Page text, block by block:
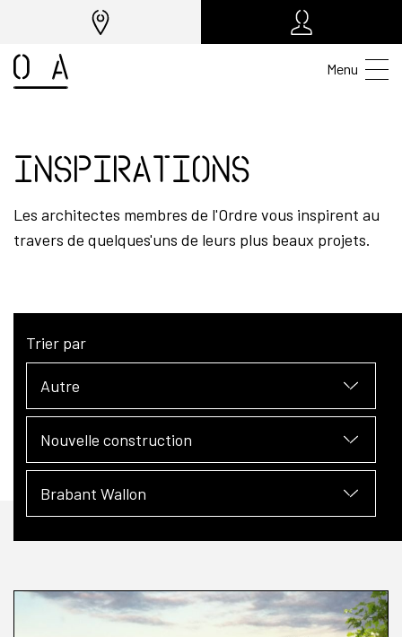
Menu
Inspirations
Les architectes membres de l'Ordre vous inspirent au
travers de quelques'uns de leurs plus beaux projets.
Trier par
Autre
Nouvelle construction
Brabant Wallon